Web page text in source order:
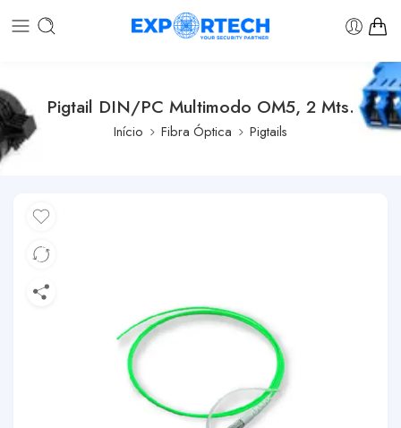
Pigtail DIN/PC Multimodo OM5, 2 Mts.
Início Fibra Óptica Pigtails